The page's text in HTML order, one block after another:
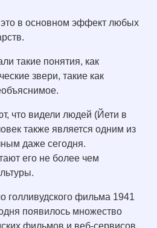
в основном эффект любых
такие понятия, как
звери, такие как
что видели людей (Йети в
также является одним из
даже сегодня.
его не более чем
голливудского фильма 1941
появилось множество
фильмов и веб-сервисов,